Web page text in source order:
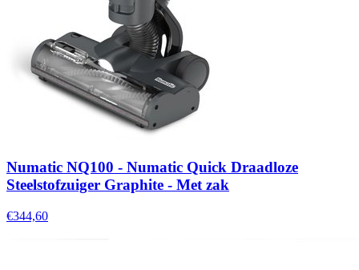
Numatic NQ100 - Numatic Quick Draadloze
Steelstofzuiger Graphite - Met zak
€344,60